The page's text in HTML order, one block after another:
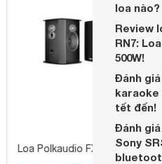
Loa Polkaudio FXi A6
loa nào?
Review
RN7:
500W!
Đánh giá
tết đến!
Đánh
Sony